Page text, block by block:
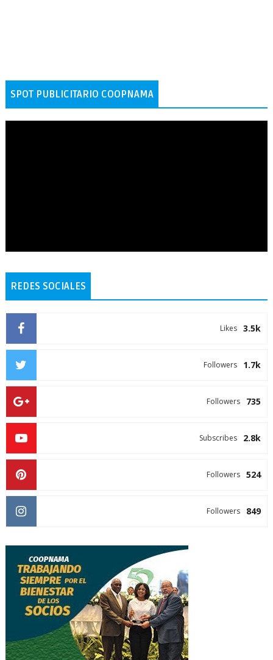
SPOT PUBLICITARIO COOPNAMA
REDES SOCIALES
3.5k
Likes
1.7k
Followers
735
Followers
2.8k
Subscribes
524
Followers
849
Followers